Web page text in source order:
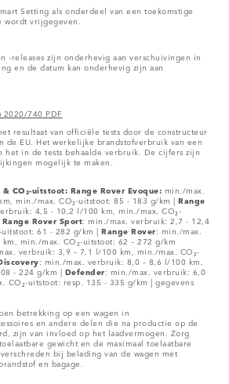
Setting als onderdeel van een toekomstige
wordt vrijgegeven.
-releases zijn onderhevig aan verschuivingen in
en de datum kan onderhevig zijn aan
2020/740 PDF
resultaat van officiële tests door de constructeur
de EU. Het werkelijke brandstofverbruik van een
het in de tests behaalde verbruik. De cijfers zijn
mogelijk te maken.
CO₂-uitstoot: Range Rover Evoque: min./max.
min./max. CO₂-uitstoot: 85 - 183 g/km | Range
4,5 - 10,2 l/100 km, min./max. CO₂-
Range Rover Sport: min./max. verbruik: 2,7 - 12,4
61 - 282 g/km | Range Rover: min./max.
min./max. CO₂-uitstoot: 62 – 272 g/km
verbruik: 3,9 – 7,1 l/100 km, min./max. CO₂-
: min./max. verbruik: 8,0 – 8,6 l/100 km,
- 224 g/km | Defender: min./max. verbruik: 6,0
CO₂-uitstoot: resp. 135 - 335 g/km | gegevens
betrekking op een wagen in
en andere delen die na productie op de
zijn van invloed op het laadvermogen. Zorg
gewicht en de maximaal toelaatbare
bij belading van de wagen met
en bagage.